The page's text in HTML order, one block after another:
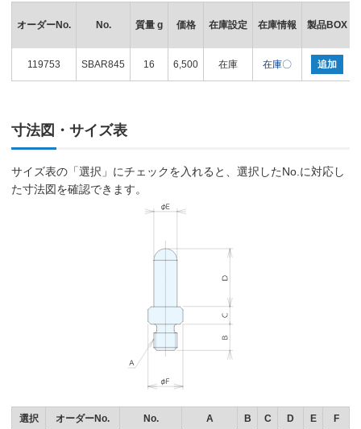
オーダーNo. No. 質量 g 価格 在庫設定 在庫情報
製品BOX
119753 SBAR845 16 6,500 在庫 在庫〇 追加
寸法図・サイズ表
サイズ表の「選択」にチェックを入れると、選択したNo.に対応し
た寸法図を確認できます。
選択 オーダーNo. No. A B C D E F